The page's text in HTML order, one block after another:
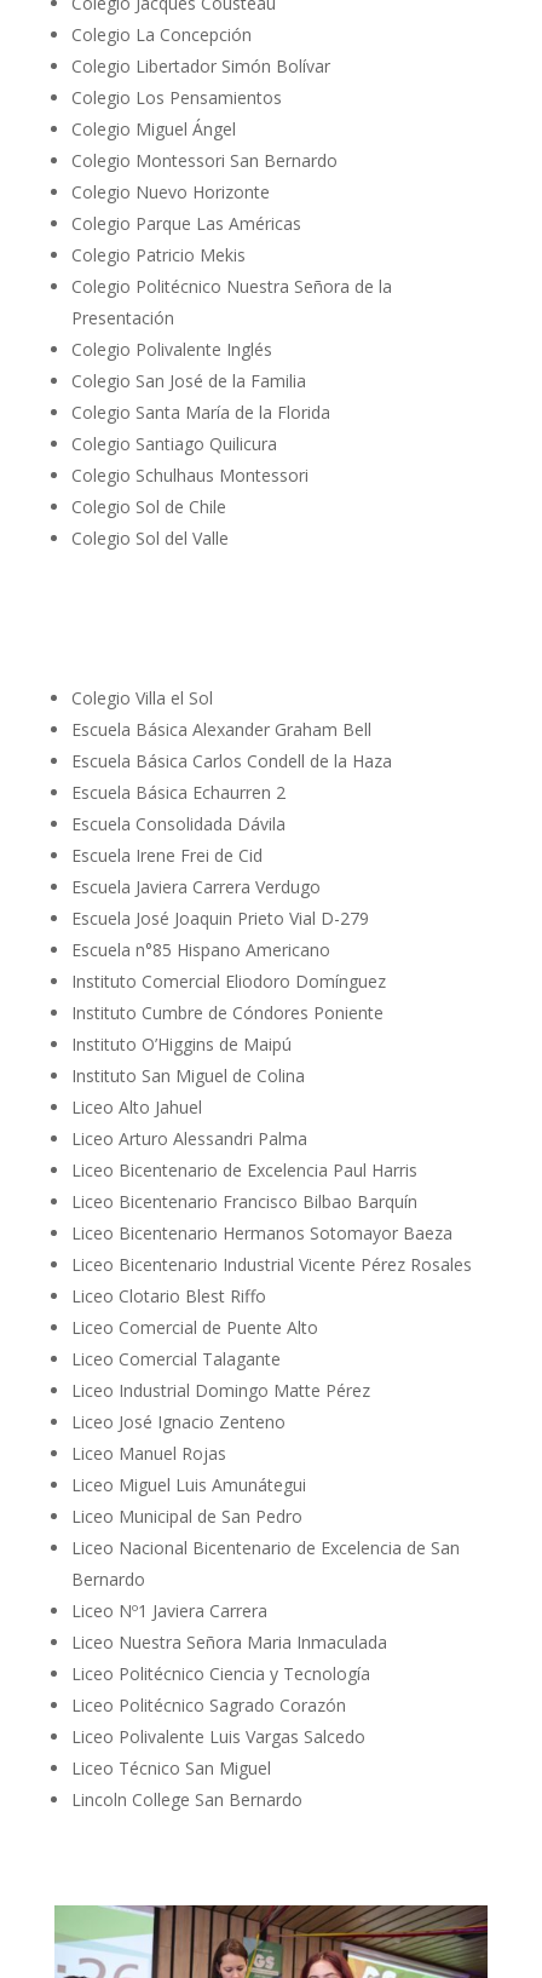
Colegio La Concepción
Colegio Libertador Simón Bolívar
Colegio Los Pensamientos
Colegio Miguel Ángel
Colegio Montessori San Bernardo
Colegio Nuevo Horizonte
Colegio Parque Las Américas
Colegio Patricio Mekis
Colegio Politécnico Nuestra Señora de la
Presentación
Colegio Polivalente Inglés
Colegio San José de la Familia
Colegio Santa María de la Florida
Colegio Santiago Quilicura
Colegio Schulhaus Montessori
Colegio Sol de Chile
Colegio Sol del Valle
Colegio Villa el Sol
Escuela Básica Alexander Graham Bell
Escuela Básica Carlos Condell de la Haza
Escuela Básica Echaurren 2
Escuela Consolidada Dávila
Escuela Irene Frei de Cid
Escuela Javiera Carrera Verdugo
Escuela José Joaquin Prieto Vial D-279
Escuela n°85 Hispano Americano
Instituto Comercial Eliodoro Domínguez
Instituto Cumbre de Cóndores Poniente
Instituto O’Higgins de Maipú
Instituto San Miguel de Colina
Liceo Alto Jahuel
Liceo Arturo Alessandri Palma
Liceo Bicentenario de Excelencia Paul Harris
Liceo Bicentenario Francisco Bilbao Barquín
Liceo Bicentenario Hermanos Sotomayor Baeza
Liceo Bicentenario Industrial Vicente Pérez Rosales
Liceo Clotario Blest Riffo
Liceo Comercial de Puente Alto
Liceo Comercial Talagante
Liceo Industrial Domingo Matte Pérez
Liceo José Ignacio Zenteno
Liceo Manuel Rojas
Liceo Miguel Luis Amunátegui
Liceo Municipal de San Pedro
Liceo Nacional Bicentenario de Excelencia de San
Bernardo
Liceo Nº1 Javiera Carrera
Liceo Nuestra Señora Maria Inmaculada
Liceo Politécnico Ciencia y Tecnología
Liceo Politécnico Sagrado Corazón
Liceo Polivalente Luis Vargas Salcedo
Liceo Técnico San Miguel
Lincoln College San Bernardo